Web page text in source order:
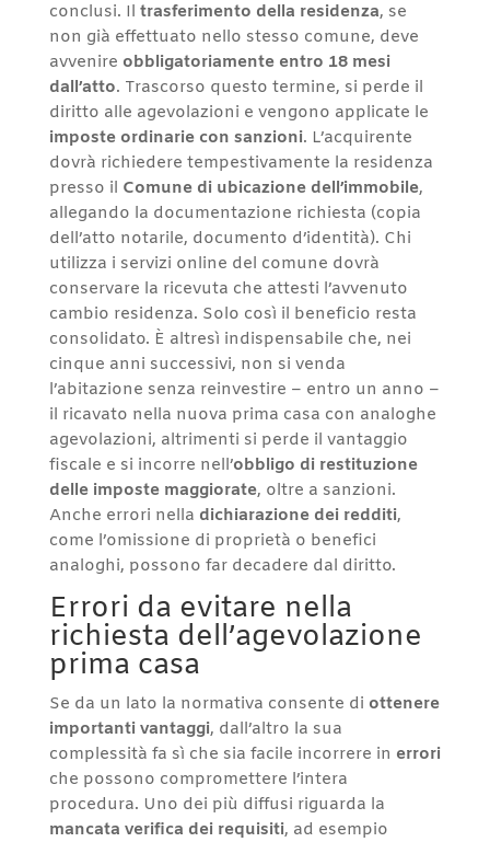
conclusi. Il trasferimento della residenza, se
non già effettuato nello stesso comune, deve
avvenire obbligatoriamente entro 18 mesi
dall’atto. Trascorso questo termine, si perde il
diritto alle agevolazioni e vengono applicate le
imposte ordinarie con sanzioni. L’acquirente
dovrà richiedere tempestivamente la residenza
presso il Comune di ubicazione dell’immobile,
allegando la documentazione richiesta (copia
dell’atto notarile, documento d’identità). Chi
utilizza i servizi online del comune dovrà
conservare la ricevuta che attesti l’avvenuto
cambio residenza. Solo così il beneficio resta
consolidato. È altresì indispensabile che, nei
cinque anni successivi, non si venda
l’abitazione senza reinvestire – entro un anno –
il ricavato nella nuova prima casa con analoghe
agevolazioni, altrimenti si perde il vantaggio
fiscale e si incorre nell’obbligo di restituzione
delle imposte maggiorate, oltre a sanzioni.
Anche errori nella dichiarazione dei redditi,
come l’omissione di proprietà o benefici
analoghi, possono far decadere dal diritto.
Errori da evitare nella
richiesta dell’agevolazione
prima casa
Se da un lato la normativa consente di ottenere
importanti vantaggi, dall’altro la sua
complessità fa sì che sia facile incorrere in errori
che possono compromettere l’intera
procedura. Uno dei più diffusi riguarda la
mancata verifica dei requisiti, ad esempio